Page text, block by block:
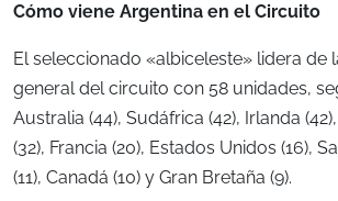
Cómo viene Argentina en el Circuito
El seleccionado «albiceleste» lidera de
general del circuito con 58 unidades,
Australia (44), Sudáfrica (42), Irlanda
(32), Francia (20), Estados Unidos (16),
(11), Canadá (10) y Gran Bretaña (9).